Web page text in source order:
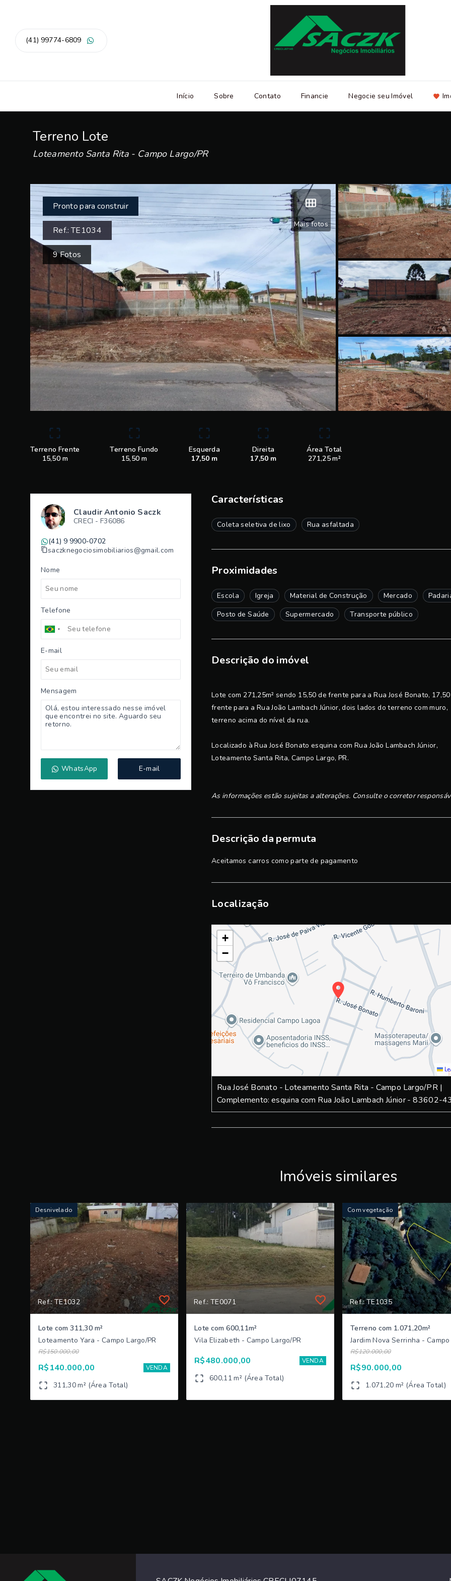
(41) 99774-6809
Início Sobre Contato Financie Negocie seu Imóvel
Terreno Lote
Loteamento Santa Rita - Campo Largo/PR
Mais fotos
Pronto para construir
Ref.:TE1034
9Fotos
Terreno Frente
15,50 m
Terreno Fundo
15,50 m
Esquerda
17,50 m
Direita
17,50 m
Área Total
271,25 m²
Claudir Antonio Saczk
CRECI - F36086
(41) 9 9900-0702
saczknegociosimobiliarios@gmail.com
Nome
Telefone
E-mail
Mensagem
WhatsApp E-mail
Características
Coleta seletiva de lixo Rua asfaltada
Proximidades
Escola Igreja Material de Construção Mercado
Posto de Saúde
Supermercado Transporte público
Descrição do imóvel
Lote com 271,25m² sendo 15,50 de frente para a Rua José Bonato,
frente para a Rua João Lambach Júnior, dois lados do terreno com muro,
terreno acima do nível da rua.
Localizado à Rua José Bonato esquina com Rua João Lambach Júnior,
Loteamento Santa Rita, Campo Largo, PR.
As informações estão sujeitas a alterações. Consulte o corretor
Descrição da permuta
Aceitamos carros como parte de pagamento
Localização
+
−
Rua José Bonato - Loteamento Santa Rita - Campo Largo/PR |
Complemento: esquina com Rua João Lambach Júnior- 83602-
Imóveis similares
Desnivelado
Ref.: TE1032
Lote com 311,30 m²
Loteamento Yara - Campo Largo/PR
R$150.000,00
R$140.000,00 VENDA
311,30 m² (Área Total)
Ref.: TE0071
Lote com 600,11m²
Vila Elizabeth - Campo Largo/PR
R$480.000,00 VENDA
600,11 m² (Área Total)
Com vegetação
Ref.: TE1035
Terreno com 1.071,20m²
Jardim Nova Serrinha -
R$120.000,00
R$90.000,00
1.071,20 m² (Área Total)